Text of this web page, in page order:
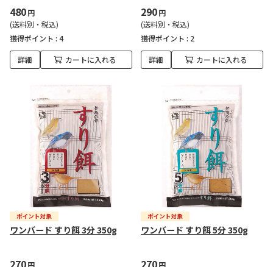
480円
(送料別・税込)
獲得ポイント : 4
詳細 カートに入れる
290円
(送料別・税込)
獲得ポイント : 2
詳細 カートに入れる
ワンバード すり餌 3分 350g
270円
ワンバード すり餌 5分 350g
270円